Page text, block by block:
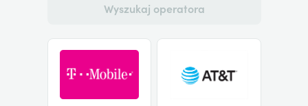
Wyszukaj operatora